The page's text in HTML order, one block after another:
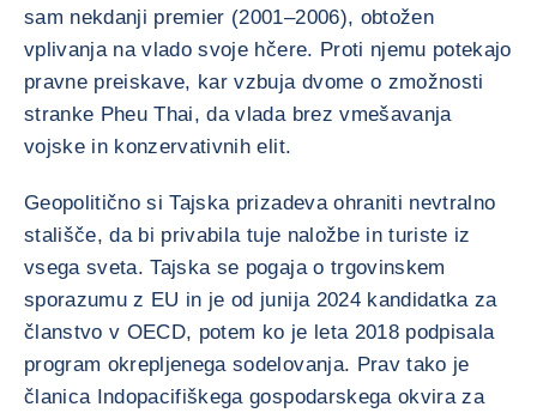
sam nekdanji premier (2001–2006), obtožen
vplivanja na vlado svoje hčere. Proti njemu potekajo
pravne preiskave, kar vzbuja dvome o zmožnosti
stranke Pheu Thai, da vlada brez vmešavanja
vojske in konzervativnih elit.
Geopolitično si Tajska prizadeva ohraniti nevtralno
stališče, da bi privabila tuje naložbe in turiste iz
vsega sveta. Tajska se pogaja o trgovinskem
sporazumu z EU in je od junija 2024 kandidatka za
članstvo v OECD, potem ko je leta 2018 podpisala
program okrepljenega sodelovanja. Prav tako je
članica Indopacifiškega gospodarskega okvira za